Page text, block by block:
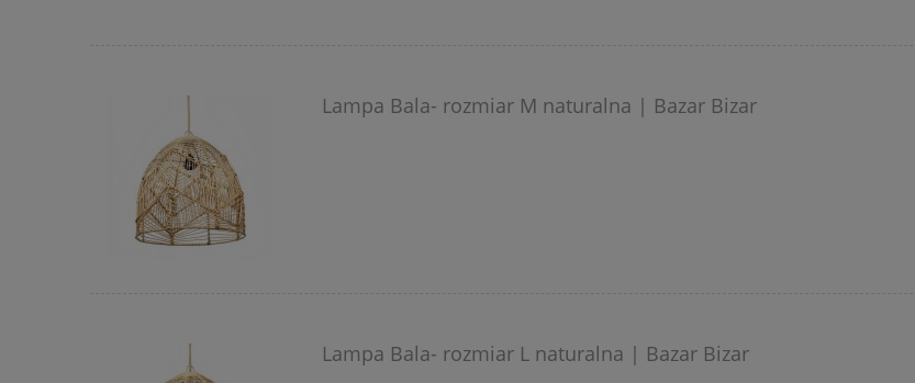
Lampa Bala- rozmiar M naturalna | Bazar Bizar
Lampa Bala- rozmiar L naturalna | Bazar Bizar